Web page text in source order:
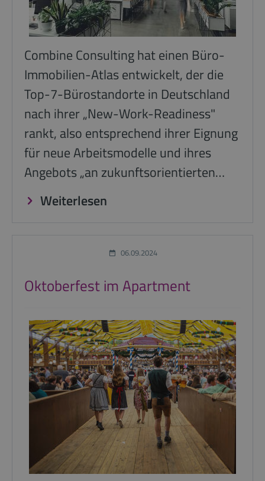
Combine Consulting hat einen Büro-
Immobilien-Atlas entwickelt, der die
Top-7-Bürostandorte in Deutschland
nach ihrer „New-Work-Readiness"
rankt, also entsprechend ihrer Eignung
für neue Arbeitsmodelle und ihres
Angebots „an zukunftsorientierten…
Weiterlesen
06.09.2024
Oktoberfest im Apartment